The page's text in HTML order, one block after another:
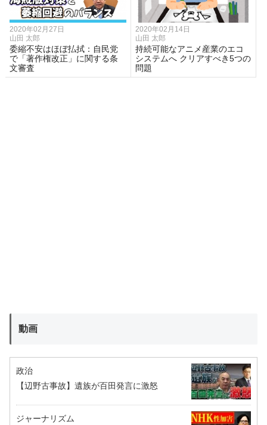
2020年02月27日
山田 太郎
委縮不安はほぼ払拭：自民党
で「著作権改正」に関する条
文審査
2020年02月14日
山田 太郎
持続可能なアニメ産業のエコ
システムへ クリアすべき5つの
問題
動画
政治
【辺野古事故】遺族が百田発言に激怒
ジャーナリズム